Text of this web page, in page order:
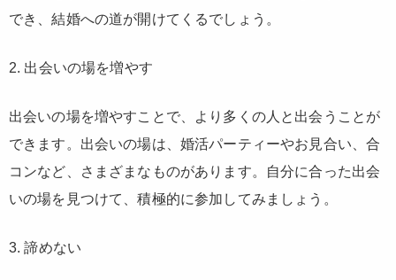
でき、結婚への道が開けてくるでしょう。
2. 出会いの場を増やす
出会いの場を増やすことで、より多くの人と出会うことが
できます。出会いの場は、婚活パーティーやお見合い、合
コンなど、さまざまなものがあります。自分に合った出会
いの場を見つけて、積極的に参加してみましょう。
3. 諦めない